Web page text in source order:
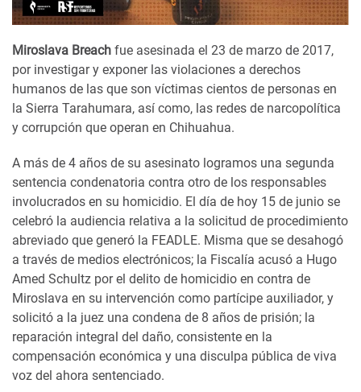
Miroslava Breach fue asesinada el 23 de marzo de 2017,
por investigar y exponer las violaciones a derechos
humanos de las que son víctimas cientos de personas en
la Sierra Tarahumara, así como, las redes de narcopolítica
y corrupción que operan en Chihuahua.
A más de 4 años de su asesinato logramos una segunda
sentencia condenatoria contra otro de los responsables
involucrados en su homicidio. El día de hoy 15 de junio se
celebró la audiencia relativa a la solicitud de procedimiento
abreviado que generó la FEADLE. Misma que se desahogó
a través de medios electrónicos; la Fiscalía acusó a Hugo
Amed Schultz por el delito de homicidio en contra de
Miroslava en su intervención como partícipe auxiliador, y
solicitó a la juez una condena de 8 años de prisión; la
reparación integral del daño, consistente en la
compensación económica y una disculpa pública de viva
voz del ahora sentenciado.